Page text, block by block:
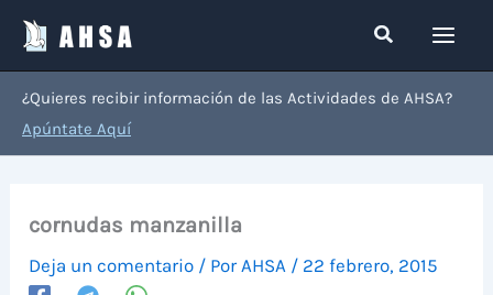
contenido
Buscar
¿Quieres recibir información de las Actividades de AHSA?
Apúntate Aquí
cornudas manzanilla
Deja un comentario / Por AHSA / 22 febrero, 2015